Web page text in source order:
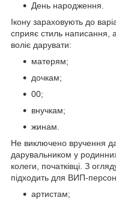
День народження.
Ікону зараховують до
сприяє стиль написання,
воліє дарувати:
матерям;
дочкам;
00;
внучкам;
жинам.
Не виключено вручення
дарувальником у
колеги, початківці. З
підходить для ВИП-
артистам;